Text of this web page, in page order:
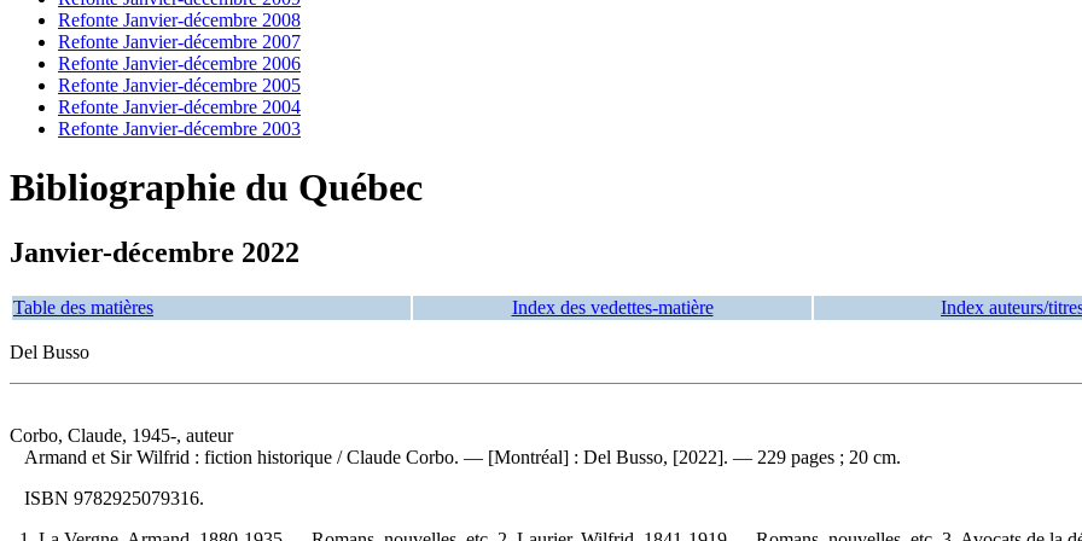
Refonte Janvier-décembre 2008
Refonte Janvier-décembre 2007
Refonte Janvier-décembre 2006
Refonte Janvier-décembre 2005
Refonte Janvier-décembre 2004
Refonte Janvier-décembre 2003
Bibliographie du Québec
Janvier-décembre 2022
Table des matières Index des vedettes-matière Index auteurs/
Del Busso
Corbo, Claude, 1945-, auteur
Armand et Sir Wilfrid : fiction historique / Claude Corbo. — [Montréal] : Del Busso, [2022]. — 229 pages ; 20 cm.
ISBN 9782925079316.